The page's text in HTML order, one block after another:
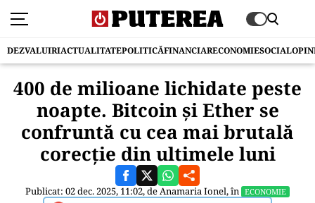
DEZVALUIRIACTUALITATEPOLITICĂFINANCIARECONOMIESOCIAL
400 de milioane lichidate peste
noapte. Bitcoin și Ether se
confruntă cu cea mai brutală
corecție din ultimele luni
Publicat: 02 dec. 2025, 11:02, deAnamaria Ionel, în ECONOMIE